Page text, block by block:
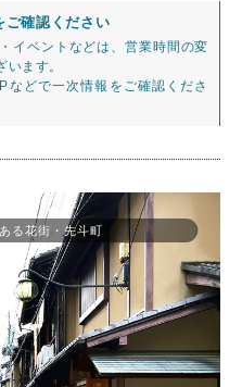
ご確認ください
イベントなどは、営業時間の変
ます。
などで一次情報をご確認くださ
る花街・先斗町